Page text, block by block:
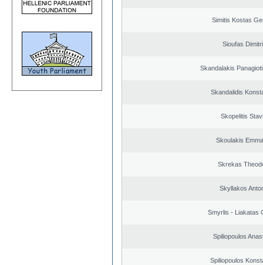
Simitis Kostas
Sioufas
Skandalakis
Skandalidis
Skopelitis
Skoulakis
Skrekas
Skyllakos
Smyrlis - Liakatas
Spiliopoulos
Spiliopoulos